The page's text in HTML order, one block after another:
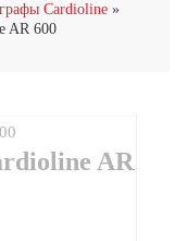
Cardioline
AR 600
AR